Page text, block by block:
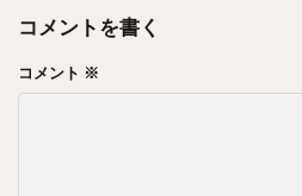
コメントを書く
コメント ※